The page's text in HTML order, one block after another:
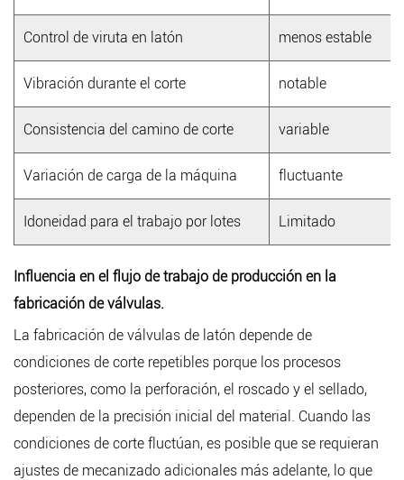
Control de viruta en latón menos estable
Vibración durante el corte notable
Consistencia del camino de corte variable
Variación de carga de la máquina fluctuante
Idoneidad para el trabajo por lotes Limitado
Influencia en el flujo de trabajo de producción en la
fabricación de válvulas.
La fabricación de válvulas de latón depende de
condiciones de corte repetibles porque los procesos
posteriores, como la perforación, el roscado y el sellado,
dependen de la precisión inicial del material. Cuando las
condiciones de corte fluctúan, es posible que se requieran
ajustes de mecanizado adicionales más adelante, lo que